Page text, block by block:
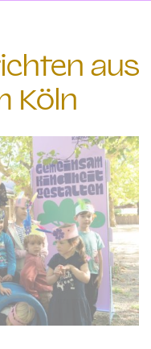
aus
Köln